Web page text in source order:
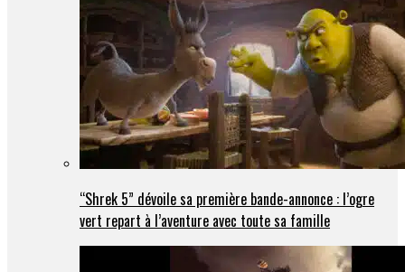
“Shrek 5” dévoile sa première bande-annonce : l’ogre
vert repart à l’aventure avec toute sa famille